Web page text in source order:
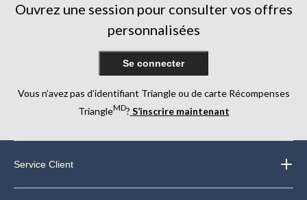
Ouvrez une session pour consulter vos offres
personnalisées
Se connecter
Vous n’avez pas d’identifiant Triangle ou de carte Récompenses
TriangleMD? S’inscrire maintenant
Service Client